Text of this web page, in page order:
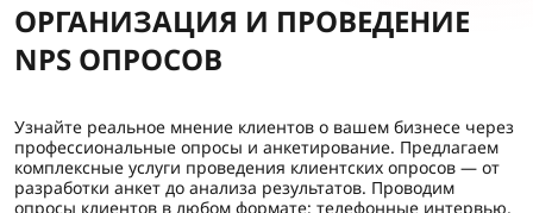
ОРГАНИЗАЦИЯ И ПРОВЕДЕНИЕ
NPS ОПРОСОВ
Узнайте реальное мнение клиентов о вашем бизнесе через
профессиональные опросы и анкетирование. Предлагаем
комплексные услуги проведения клиентских опросов — от
разработки анкет до анализа результатов. Проводим
опросы клиентов в любом формате: телефонные интервью,